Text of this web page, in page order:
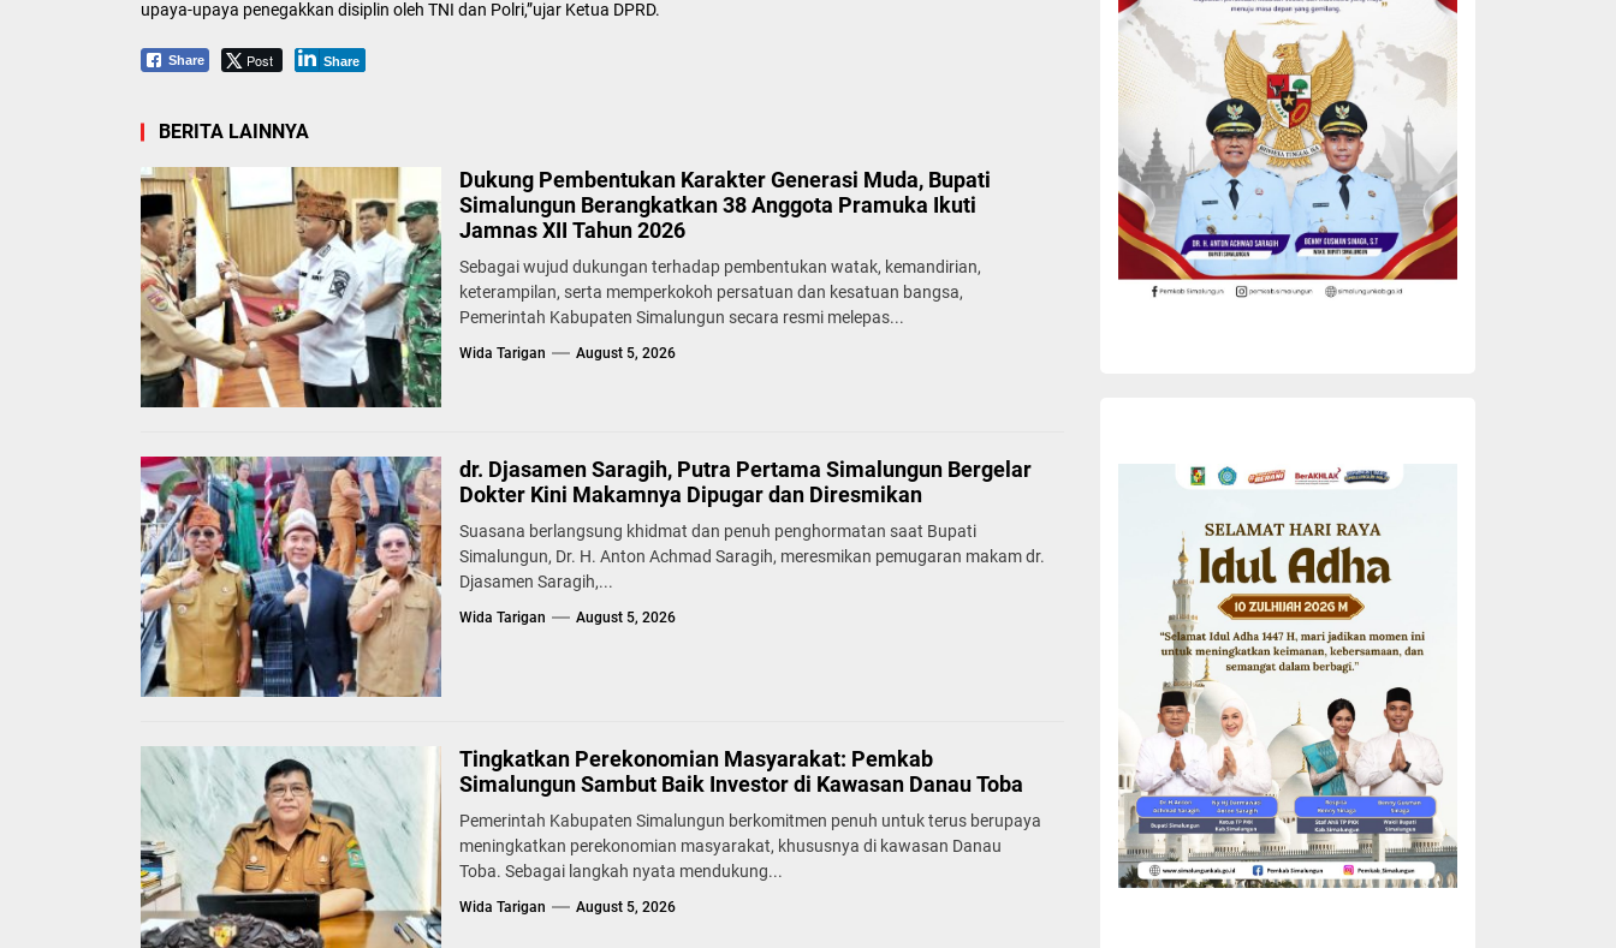
upaya-upaya penegakkan disiplin oleh TNI dan Polri,”ujar Ketua DPRD.
Share Post Share
BERITA LAINNYA
Dukung Pembentukan Karakter Generasi Muda, Bupati
Simalungun Berangkatkan 38 Anggota Pramuka Ikuti
Jamnas XII Tahun 2026
Sebagai wujud dukungan terhadap pembentukan watak, kemandirian,
keterampilan, serta memperkokoh persatuan dan kesatuan bangsa,
Pemerintah Kabupaten Simalungun secara resmi melepas...
Wida Tarigan August 5, 2026
dr. Djasamen Saragih, Putra Pertama Simalungun Bergelar
Dokter Kini Makamnya Dipugar dan Diresmikan
Suasana berlangsung khidmat dan penuh penghormatan saat Bupati
Simalungun, Dr. H. Anton Achmad Saragih, meresmikan pemugaran makam dr.
Djasamen Saragih,...
Wida Tarigan August 5, 2026
Tingkatkan Perekonomian Masyarakat: Pemkab
Simalungun Sambut Baik Investor di Kawasan Danau Toba
Pemerintah Kabupaten Simalungun berkomitmen penuh untuk terus berupaya
meningkatkan perekonomian masyarakat, khususnya di kawasan Danau
Toba. Sebagai langkah nyata mendukung...
Wida Tarigan August 5, 2026